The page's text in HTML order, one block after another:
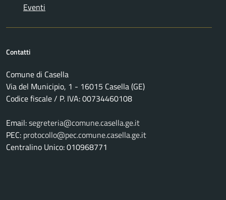
Eventi
Contatti
Comune di Casella
Via del Municipio, 1 - 16015 Casella (GE)
Codice fiscale / P. IVA: 00734460108
Email:segreteria@comune.casella.ge.it
PEC: protocollo@pec.comune.casella.ge.it
Centralino Unico: 010968771